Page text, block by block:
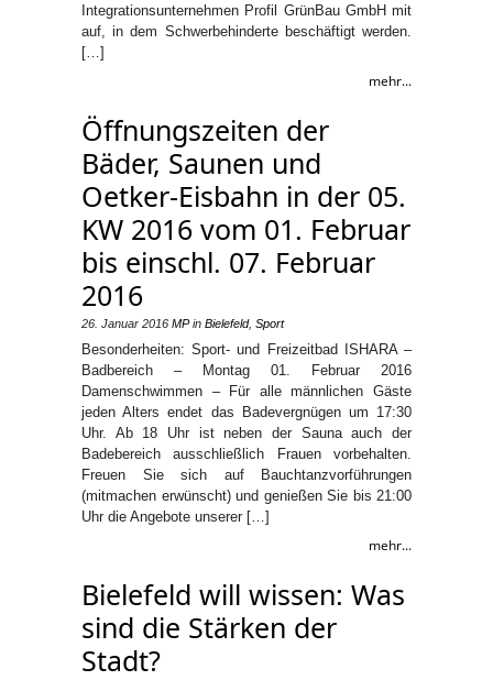
Integrationsunternehmen Profil GrünBau GmbH mit
auf, in dem Schwerbehinderte beschäftigt werden.
[…]
mehr...
Öffnungszeiten der
Bäder, Saunen und
Oetker-Eisbahn in der 05.
KW 2016 vom 01. Februar
bis einschl. 07. Februar
2016
26. Januar 2016 MPin Bielefeld, Sport
Besonderheiten: Sport- und Freizeitbad ISHARA –
Badbereich – Montag 01. Februar 2016
Damenschwimmen – Für alle männlichen Gäste
jeden Alters endet das Badevergnügen um 17:30
Uhr. Ab 18 Uhr ist neben der Sauna auch der
Badebereich ausschließlich Frauen vorbehalten.
Freuen Sie sich auf Bauchtanzvorführungen
(mitmachen erwünscht) und genießen Sie bis 21:00
Uhr die Angebote unserer […]
mehr...
Bielefeld will wissen: Was
sind die Stärken der
Stadt?